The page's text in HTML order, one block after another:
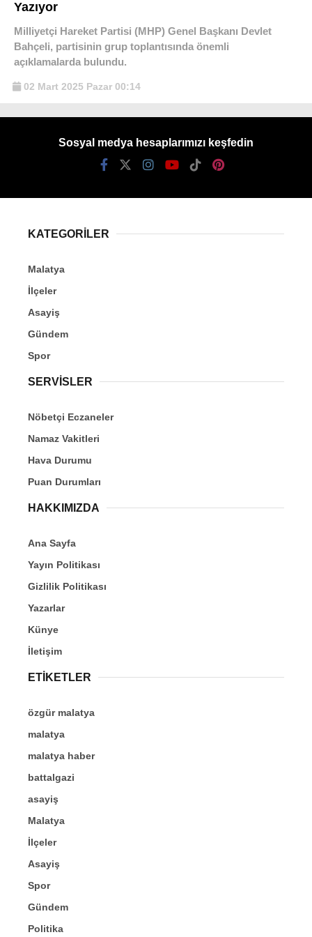
Yazıyor
Milliyetçi Hareket Partisi (MHP) Genel Başkanı Devlet
Bahçeli, partisinin grup toplantısında önemli
açıklamalarda bulundu.
02 Mart 2025 Pazar 00:14
Sosyal medya hesaplarımızı keşfedin
KATEGORİLER
Malatya
İlçeler
Asayiş
Gündem
Spor
SERVİSLER
Nöbetçi Eczaneler
Namaz Vakitleri
Hava Durumu
Puan Durumları
HAKKIMIZDA
Ana Sayfa
Yayın Politikası
Gizlilik Politikası
Yazarlar
Künye
İletişim
ETİKETLER
özgür malatya
malatya
malatya haber
battalgazi
asayiş
Malatya
İlçeler
Asayiş
Spor
Gündem
Politika